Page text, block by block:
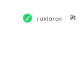
raktáron